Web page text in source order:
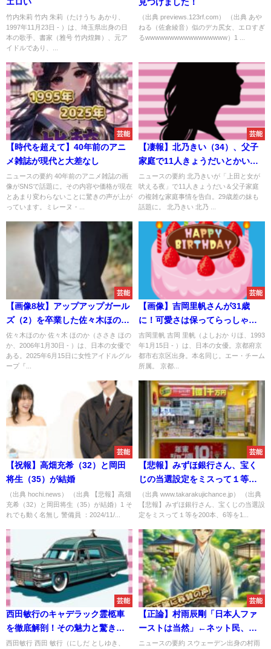
エロい
竹内朱莉 竹内 朱莉（たけうち あかり、
1997年11月23日 - ）は、埼玉県出身の日
本の歌手、書家（雅号 竹内煌舞）、元ア
イドルであり、...
見つけました！
（出典 previews.123rf.com） （出典 あや
ねる（佐倉綾音）似のデカ尻女、エロすぎ
るwwwwwwwwwwwwwwwww）1 ...
芸能
【時代を超えて】40年前のアニ
メ雑誌が現代と大差なし
ニュースの要約 40年前のアニメ雑誌の画
像がSNSで話題に。その内容や価格が現在
とあまり変わらないことに驚きの声が上が
っています。ミレーヌ・...
芸能
【凄報】北乃きい（34）、父子
家庭で11人きょうだいとかいう
マンガみたいな設定
ニュースの要約 北乃きいが「上田と女が
吠える夜」で11人きょうだい＆父子家庭
の複雑な家庭事情を告白。29歳差の妹も
話題に。 北乃きい 北乃 ...
芸能
【画像8枚】アップアップガール
ズ（2）を卒業した佐々木ほのか
が水着グラドルの道を歩み始め
る
佐々木ほのか 佐々木 ほのか（ささき ほの
か、2006年1月30日 - ）は、日本の女優で
ある。2025年6月15日に女性アイドルグル
ープ『...
芸能
【画像】吉岡里帆さんが31歳
に！可愛さは保ってらっしゃ
る！ｗｗｗｗｗｗｗｗｗｗｗｗ
ｗｗｗｗｗｗｗｗｗｗ
吉岡里帆 吉岡 里帆（よしおか りほ、1993
年1月15日 - ）は、日本の女優。京都府京
都市右京区出身。本名同じ。エー・チーム
所属。 京都...
芸能
【祝報】高畑充希（32）と岡田
将生（35）が結婚
（出典 hochi.news） （出典 【悲報】高畑
充希（32）と岡田将生（35）が結婚）1 そ
れでも動く名無し 警備員 ：2024/11/...
芸能
【悲報】みずほ銀行さん、宝く
じの当選設定をミスって１等を
200本、6等を10本にしてしまう
wpwpwpwp
（出典 www.takarakujichance.jp） （出典
【悲報】みずほ銀行さん、宝くじの当選設
定をミスって１等を200本、6等を1...
芸能
西田敏行のキャデラック霊柩車
を徹底解剖！その魅力と驚きの
真実
西田敏行 西田 敏行（にしだ としゆき、
芸能
【正論】村雨辰剛「日本人ファ
ーストは当然」←ネット民、完
全に納得ｗｗｗ
ニュースの要約 スウェーデン出身の村雨